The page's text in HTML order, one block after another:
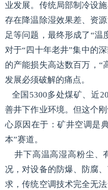
业发展。传统局部制冷设
存在降温除湿效果差、资
足等问题，最终形成了“温
对于“四十年老井”集中的
的产能损失高达数百万，“
发展必须破解的痛点。
全国5300多处煤矿、近
善井下作业环境。但这个
心原因在于：矿井空调是
本”赛道。
井下高温高湿高粉尘、
况，对设备的防爆、防腐
求，传统空调技术完全无